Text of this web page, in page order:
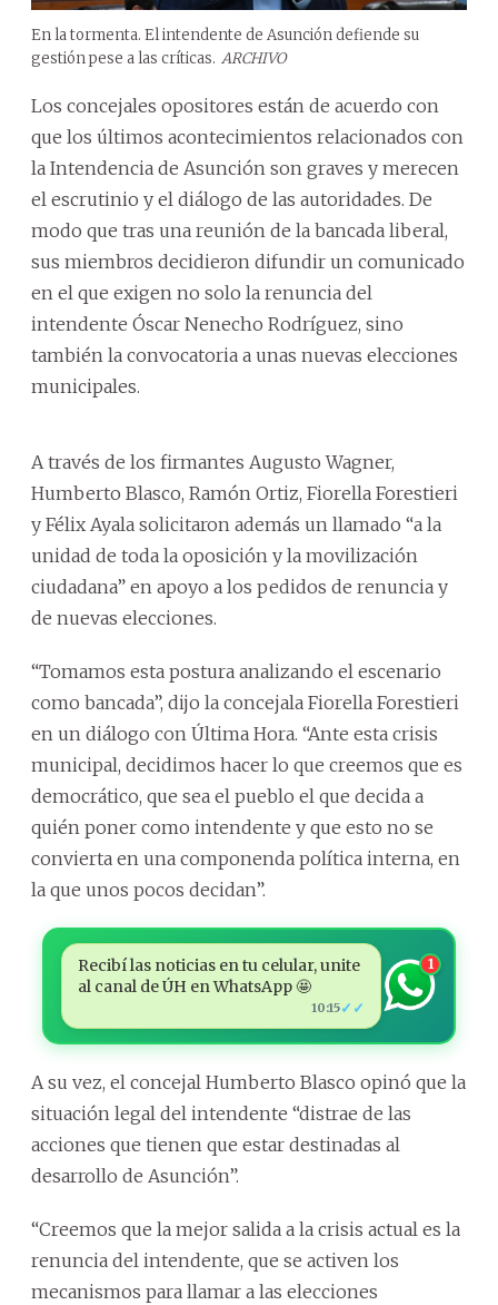
En la tormenta. El intendente de Asunción defiende su
gestión pese a las críticas. ARCHIVO
Los concejales opositores están de acuerdo con
que los últimos acontecimientos relacionados con
la Intendencia de Asunción son graves y merecen
el escrutinio y el diálogo de las autoridades. De
modo que tras una reunión de la bancada liberal,
sus miembros decidieron difundir un comunicado
en el que exigen no solo la renuncia del
intendente Óscar Nenecho Rodríguez, sino
también la convocatoria a unas nuevas elecciones
municipales.
A través de los firmantes Augusto Wagner,
Humberto Blasco, Ramón Ortiz, Fiorella Forestieri
y Félix Ayala solicitaron además un llamado “a la
unidad de toda la oposición y la movilización
ciudadana” en apoyo a los pedidos de renuncia y
de nuevas elecciones.
“Tomamos esta postura analizando el escenario
como bancada”, dijo la concejala Fiorella Forestieri
en un diálogo con Última Hora. “Ante esta crisis
municipal, decidimos hacer lo que creemos que es
democrático, que sea el pueblo el que decida a
quién poner como intendente y que esto no se
convierta en una componenda política interna, en
la que unos pocos decidan”.
Recibí las noticias en tu celular, unite
al canal de ÚH en WhatsApp 🤩
10:15✓✓
1
A su vez, el concejal Humberto Blasco opinó que la
situación legal del intendente “distrae de las
acciones que tienen que estar destinadas al
desarrollo de Asunción”.
“Creemos que la mejor salida a la crisis actual es la
renuncia del intendente, que se activen los
mecanismos para llamar a las elecciones